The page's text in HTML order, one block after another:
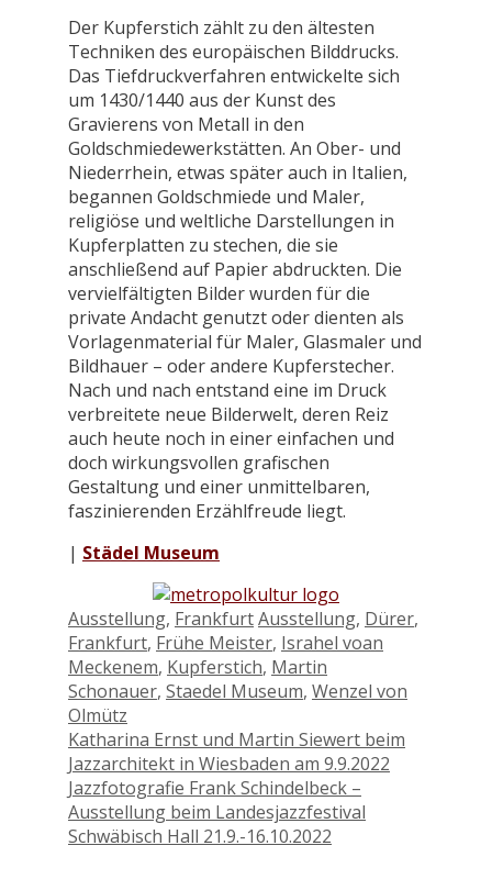
Der Kupferstich zählt zu den ältesten
Techniken des europäischen Bilddrucks.
Das Tiefdruckverfahren entwickelte sich
um 1430/1440 aus der Kunst des
Gravierens von Metall in den
Goldschmiedewerkstätten. An Ober- und
Niederrhein, etwas später auch in Italien,
begannen Goldschmiede und Maler,
religiöse und weltliche Darstellungen in
Kupferplatten zu stechen, die sie
anschließend auf Papier abdruckten. Die
vervielfältigten Bilder wurden für die
private Andacht genutzt oder dienten als
Vorlagenmaterial für Maler, Glasmaler und
Bildhauer – oder andere Kupferstecher.
Nach und nach entstand eine im Druck
verbreitete neue Bilderwelt, deren Reiz
auch heute noch in einer einfachen und
doch wirkungsvollen grafischen
Gestaltung und einer unmittelbaren,
faszinierenden Erzählfreude liegt.
| Städel Museum
Kategorien
Ausstellung, FrankfurtSchlagwörter
Ausstellung, Dürer,
Frankfurt, Frühe Meister, Israhel voan
Meckenem, Kupferstich, Martin
Schonauer, Staedel Museum, Wenzel von
Olmütz
Katharina Ernst und Martin Siewert beim
Jazzarchitekt in Wiesbaden am 9.9.2022
Jazzfotografie Frank Schindelbeck –
Ausstellung beim Landesjazzfestival
Schwäbisch Hall 21.9.-16.10.2022